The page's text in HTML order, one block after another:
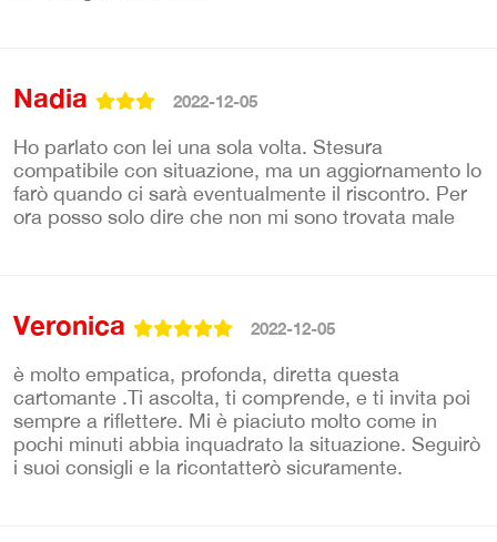
Nadia 2022-12-05
Ho parlato con lei una sola volta. Stesura
compatibile con situazione, ma un aggiornamento lo
farò quando ci sarà eventualmente il riscontro. Per
ora posso solo dire che non mi sono trovata male
Veronica 2022-12-05
è molto empatica, profonda, diretta questa
cartomante .Ti ascolta, ti comprende, e ti invita poi
sempre a riflettere. Mi è piaciuto molto come in
pochi minuti abbia inquadrato la situazione. Seguirò
i suoi consigli e la ricontatterò sicuramente.